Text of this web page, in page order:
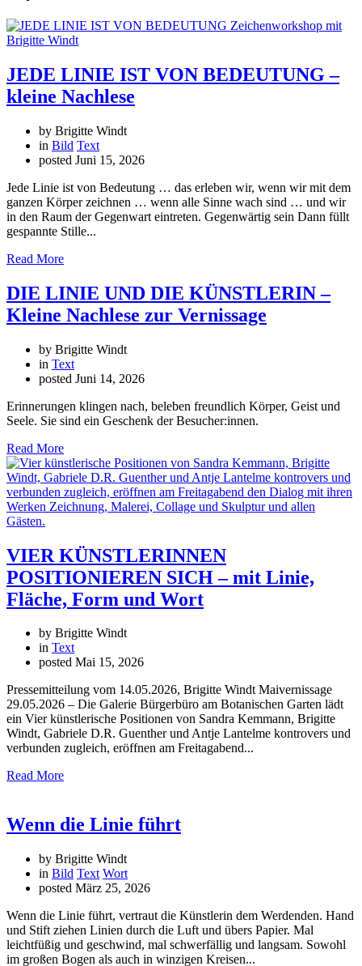
JEDE LINIE IST VON BEDEUTUNG –
kleine Nachlese
by Brigitte Windt
in Bild Text
posted Juni 15, 2026
Jede Linie ist von Bedeutung … das erleben wir, wenn wir mit dem
ganzen Körper zeichnen … wenn alle Sinne wach sind … und wir
in den Raum der Gegenwart eintreten. Gegenwärtig sein Dann füllt
gespannte Stille...
Read More
DIE LINIE UND DIE KÜNSTLERIN –
Kleine Nachlese zur Vernissage
by Brigitte Windt
in Text
posted Juni 14, 2026
Erinnerungen klingen nach, beleben freundlich Körper, Geist und
Seele. Sie sind ein Geschenk der Besucher:innen.
Read More
VIER KÜNSTLERINNEN
POSITIONIEREN SICH – mit Linie,
Fläche, Form und Wort
by Brigitte Windt
in Text
posted Mai 15, 2026
Pressemitteilung vom 14.05.2026, Brigitte Windt Maivernissage
29.05.2026 – Die Galerie Bürgerbüro am Botanischen Garten lädt
ein Vier künstlerische Positionen von Sandra Kemmann, Brigitte
Windt, Gabriele D.R. Guenther und Antje Lantelme kontrovers und
verbunden zugleich, eröffnen am Freitagabend...
Read More
Wenn die Linie führt
by Brigitte Windt
in Bild Text Wort
posted März 25, 2026
Wenn die Linie führt, vertraut die Künstlerin dem Werdenden. Hand
und Stift ziehen Linien durch die Luft und übers Papier. Mal
leichtfüßig und geschwind, mal schwerfällig und langsam. Sowohl
im großen Bogen als auch in winzigen Kreisen...